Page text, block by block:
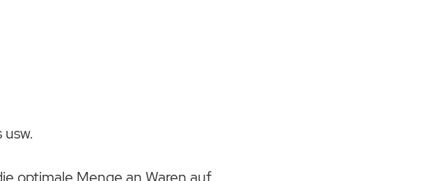
optimale Menge an Waren auf